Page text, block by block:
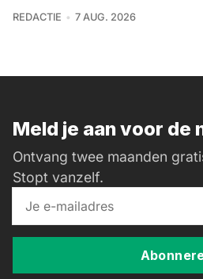
REDACTIE 7 AUG. 2026
Meld je aan voor de
Ontvang twee maanden
Stopt vanzelf.